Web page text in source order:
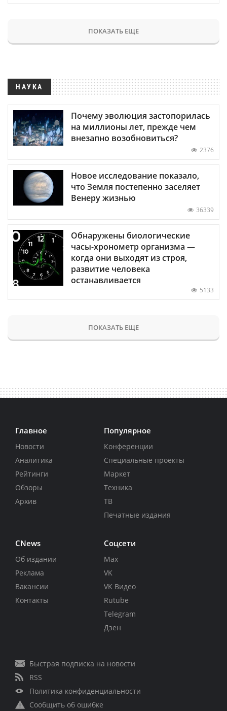
ПОКАЗАТЬ ЕЩЕ
НАУКА
Почему эволюция застопорилась
на миллионы лет, прежде чем
внезапно возобновиться?
2376
Новое исследование показало,
что Земля постепенно заселяет
Венеру жизнью
36339
Обнаружены биологические
часы-хронометр организма —
когда они выходят из строя,
развитие человека
останавливается
5133
ПОКАЗАТЬ ЕЩЕ
Главное
Новости
Аналитика
Рейтинги
Обзоры
Архив
Популярное
Конференции
Специальные проекты
Маркет
Техника
ТВ
Печатные издания
CNews
Об издании
Реклама
Вакансии
Контакты
Соцсети
Max
VK
VK Видео
Rutube
Telegram
Дзен
Быстрая подписка на новости
RSS
Политика конфиденциальности
Сообщить об ошибке